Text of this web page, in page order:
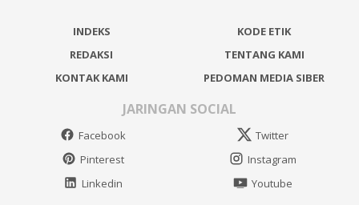
INDEKS
KODE ETIK
REDAKSI
TENTANG KAMI
KONTAK KAMI
PEDOMAN MEDIA SIBER
JARINGAN SOCIAL
Facebook
Twitter
Pinterest
Instagram
Linkedin
Youtube